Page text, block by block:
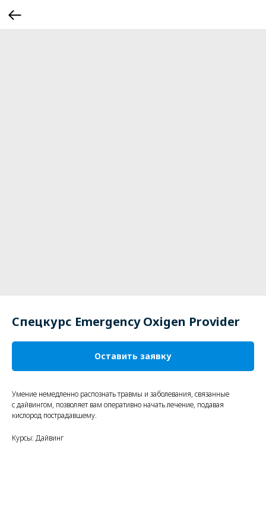
Спецкурс Emergency Oxigen Provider
Оставить заявку
Умение немедленно распознать травмы и заболевания, связанные
с дайвингом, позволяет вам оперативно начать лечение, подавая
кислород пострадавшему.
Курсы: Дайвинг